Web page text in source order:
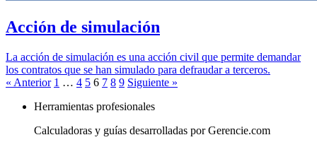
Acción de simulación
La acción de simulación es una acción civil que permite demandar
los contratos que se han simulado para defraudar a terceros.
« Anterior 1 … 4 5 6 7 8 9 Siguiente »
Herramientas profesionales
Calculadoras y guías desarrolladas por Gerencie.com